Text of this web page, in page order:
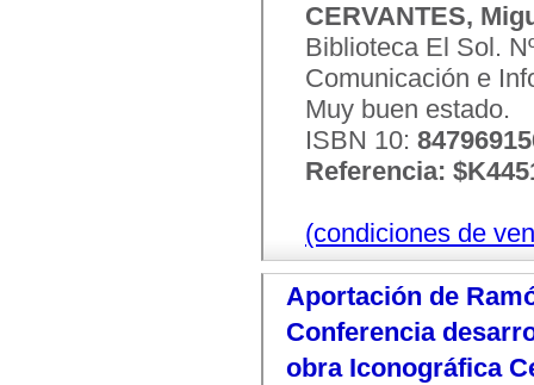
CERVANTES,
Biblioteca El Sol.
Comunicación e
Muy buen estado.
ISBN 10:
Referencia:
(condiciones de
Aportación de
Conferencia
obra Iconográfica